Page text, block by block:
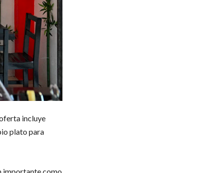
incluye
plato para